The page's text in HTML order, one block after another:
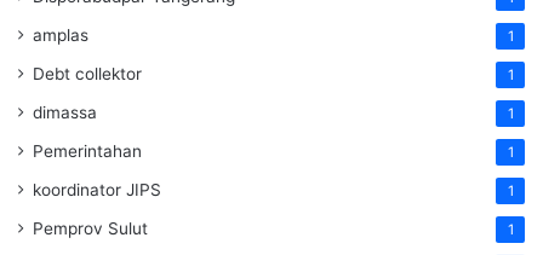
amplas 1
Debt collektor 1
dimassa 1
Pemerintahan 1
koordinator JIPS 1
Pemprov Sulut 1